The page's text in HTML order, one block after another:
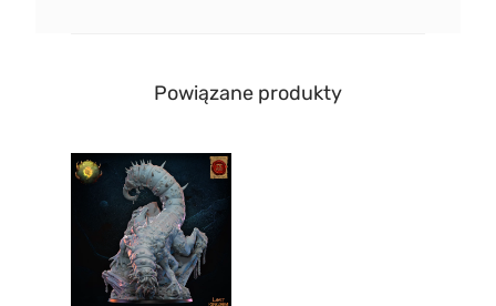
Powiązane produkty